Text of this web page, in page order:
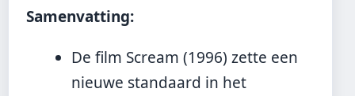
Samenvatting:
De film Scream (1996) zette een
nieuwe standaard in het